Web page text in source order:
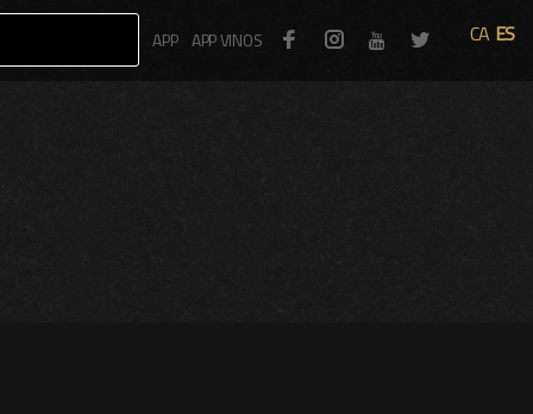
APP APP VINOS FacebookInstagram Twitter
CA ES